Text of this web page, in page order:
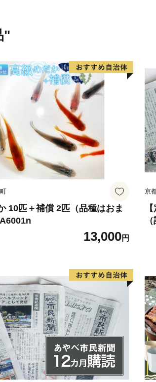
また、大人お洒落な名刺入
なか手に入らない逸品揃いで
清酒蔵元さんも活発で、清
は辛党の方でなくても納得
日本酒党なら是非とも飲
準備しております。
濃厚クリーミィでミルキー
ったヨーグルトのお酒など
このほかにも、二百年も
山々に囲まれた寒暖差のあ
い季節の野菜や果物等多数
さらには、伝統的な手仕事
クッションなど取り揃えて
地域産業を盛り立てるため
なって頑張っておりますの
"
10匹＋補償 2匹（品種はおま
13,000円
京
/